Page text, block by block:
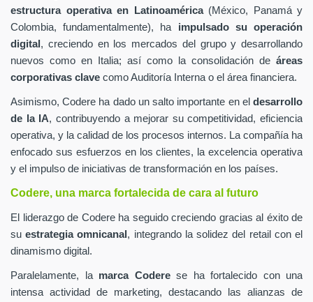
estructura operativa en Latinoamérica(México, Panamá y
Colombia, fundamentalmente), ha impulsado su operación
digital , creciendo en los mercados del grupo y desarrollando
nuevos como en Italia; así como la consolidación de áreas
corporativas clave como Auditoría Interna o el área financiera.
Asimismo, Codere ha dado un salto importante en el desarrollo
de la IA, contribuyendo a mejorar su competitividad, eficiencia
operativa, y la calidad de los procesos internos. La compañía ha
enfocado sus esfuerzos en los clientes, la excelencia operativa
y el impulso de iniciativas de transformación en los países.
Codere, una marca fortalecida de cara al futuro
El liderazgo de Codere ha seguido creciendo gracias al éxito de
suestrategia omnicanal , integrando la solidez del retail con el
dinamismo digital.
Paralelamente, la marca Coderese ha fortalecido con una
intensa actividad de marketing, destacando las alianzas de